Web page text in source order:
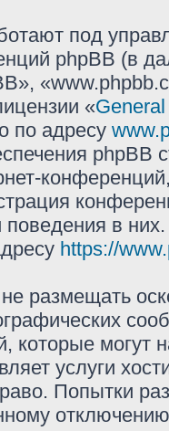
под
phpBB (в
«
по адресу
phpBB
в
https://
размещать
которые могут
услуги
Попытки